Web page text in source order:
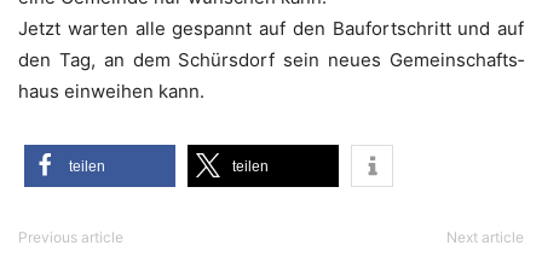
Jetzt war­ten alle gespannt auf den Bau­fort­schritt und auf
den Tag, an dem Schürs­dorf sein neu­es Gemein­schafts­
haus ein­wei­hen kann.
tei­len tei­len
Previous article Next article